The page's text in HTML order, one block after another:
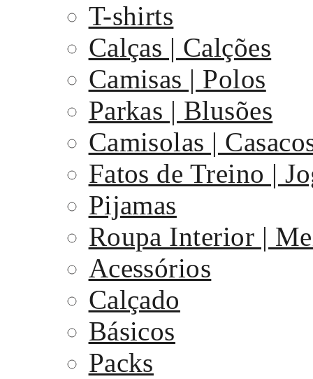
T-shirts
Calças | Calções
Camisas | Polos
Parkas | Blusões
Camisolas |
Fatos de Treino |
Pijamas
Roupa Interior |
Acessórios
Calçado
Básicos
Packs